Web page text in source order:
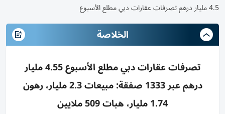
4.5 مليار درهم تصرفات عقارات دبي مطلع الأسبوع
الخلاصة
تصرفات عقارات دبي مطلع الأسبوع 4.55 مليار
درهم عبر 1333 صفقة: مبيعات 2.3 مليار، رهون
1.74 مليار، هبات 509 ملايين